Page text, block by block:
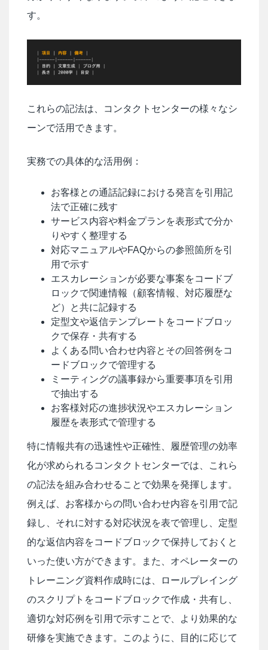
す。
これらの記法は、コンタクトセンターの様々なシ
ーンで活用できます。
実務での具体的な活用例：
お客様との通話記録における発言を引用記
法で正確に残す
サービス内容や料金プランを表形式で分か
りやすく整理する
対応マニュアルやFAQからの参照箇所を引
用で示す
エスカレーションが必要な事案をコードブ
ロックで関連情報（顧客情報、対応履歴な
ど）と共に記録する
定型文や返信テンプレートをコードブロッ
クで保存・共有する
よくある問い合わせ内容とその回答例をコ
ードブロックで管理する
ミーティングの議事録から重要事項を引用
で抽出する
お客様対応の進捗状況やエスカレーション
履歴を表形式で管理する
特に情報共有の迅速性や正確性、履歴管理の効率
化が求められるコンタクトセンターでは、これら
の記法を組み合わせることで効果を発揮します。
例えば、お客様からの問い合わせ内容を引用で記
録し、それに対する対応状況を表で管理し、定型
的な返信内容をコードブロックで保持しておくと
いった使い方ができます。また、オペレーターの
トレーニング資料作成時には、ロールプレイング
のスクリプトをコードブロックで作成・共有し、
適切な対応例を引用で示すことで、より効果的な
研修を実施できます。このように、目的に応じて